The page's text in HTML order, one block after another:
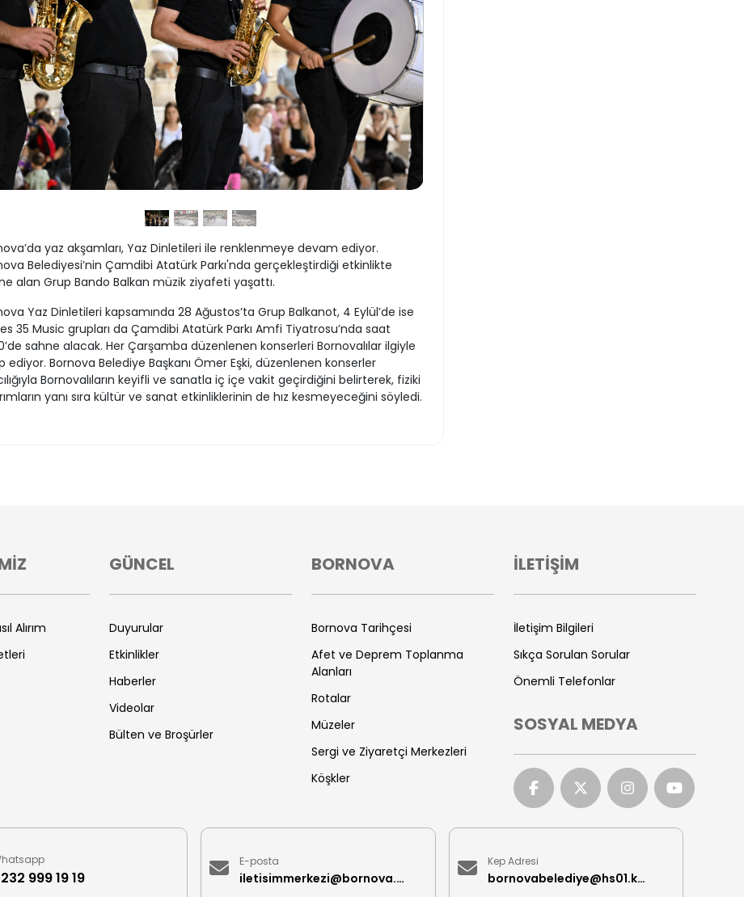
yaz akşamları, Yaz Dinletileri ile renklenmeye devam ediyor.
Belediyesi’nin Çamdibi Atatürk Parkı'nda gerçekleştirdiği etkinlikte
alan Grup Bando Balkan müzik ziyafeti yaşattı.
Yaz Dinletileri kapsamında 28 Ağustos’ta Grup Balkanot, 4 Eylül’de ise
35 Music grupları da Çamdibi Atatürk Parkı Amfi Tiyatrosu’nda saat
sahne alacak. Her Çarşamba düzenlenen konserleri Bornovalılar ilgiyle
ediyor. Bornova Belediye Başkanı Ömer Eşki, düzenlenen konserler
Bornovalıların keyifli ve sanatla iç içe vakit geçirdiğini belirterek, fiziki
yanı sıra kültür ve sanat etkinliklerinin de hız kesmeyeceğini söyledi.
Alırım
GÜNCEL
Duyurular
Etkinlikler
Haberler
Videolar
Bülten ve Broşürler
BORNOVA
Bornova Tarihçesi
Afet ve Deprem Toplanma
Alanları
Rotalar
Müzeler
Sergi ve Ziyaretçi Merkezleri
Köşkler
İLETİŞİM
İletişim Bilgileri
Sıkça Sorulan Sorular
Önemli Telefonlar
SOSYAL MEDYA
999 19 19
E-posta
iletisimmerkezi@bornova.bel.tr
Kep Adresi
bornovabelediye@hs01.kep.tr